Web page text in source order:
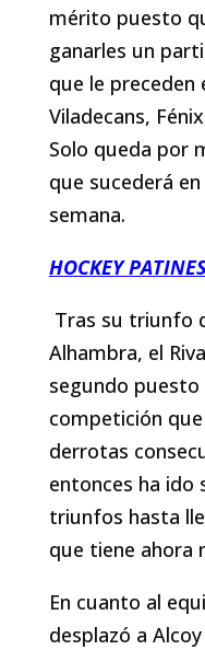
mérito puesto
ganarles un
que le preceden
Viladecans,
Solo queda por
que sucederá
semana.
HOCKEY
Tras su triunfo
Alhambra, el
segundo puesto
competición
derrotas
entonces ha
triunfos hasta
que tiene ahora
En cuanto al
desplazó a